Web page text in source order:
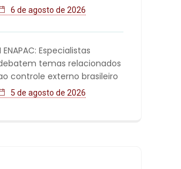
6 de agosto de 2026
ENAPAC: Especialistas
temas relacionados
controle externo brasileiro
5 de agosto de 2026